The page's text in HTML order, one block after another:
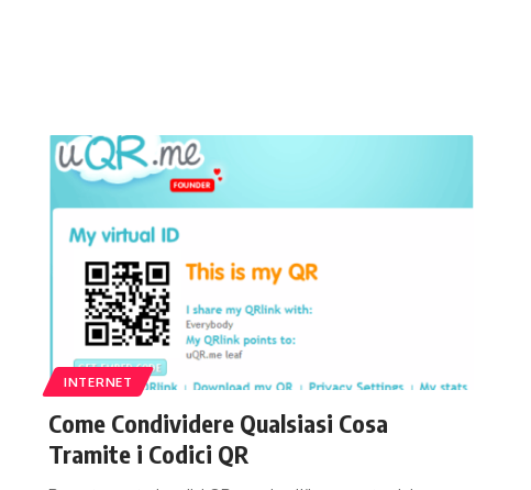
INTERNET
Come Condividere Qualsiasi Cosa
Tramite i Codici QR